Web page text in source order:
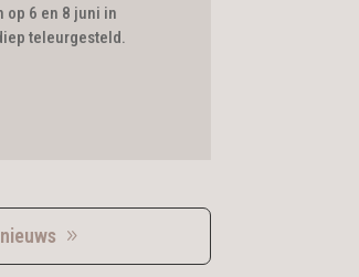
op 6 en 8 juni in
teleurgesteld.